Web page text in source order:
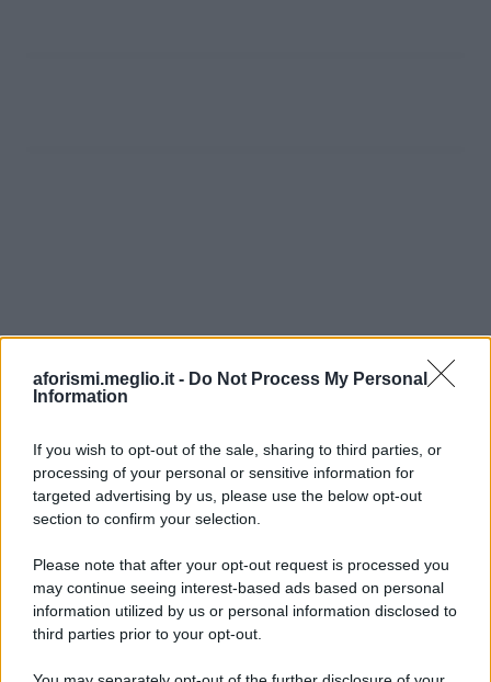
aforismi.meglio.it - Do Not Process My Personal
Information
If you wish to opt-out of the sale, sharing to third parties, or
processing of your personal or sensitive information for
targeted advertising by us, please use the below opt-out
section to confirm your selection.
Please note that after your opt-out request is processed you
may continue seeing interest-based ads based on personal
information utilized by us or personal information disclosed to
third parties prior to your opt-out.
Ricevi LE FRASI PIÙ BELLE via e-mail
E-mail